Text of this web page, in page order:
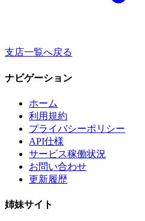
支店一覧へ戻る
ナビゲーション
ホーム
利用規約
プライバシーポリシー
API仕様
サービス稼働状況
お問い合わせ
更新履歴
姉妹サイト